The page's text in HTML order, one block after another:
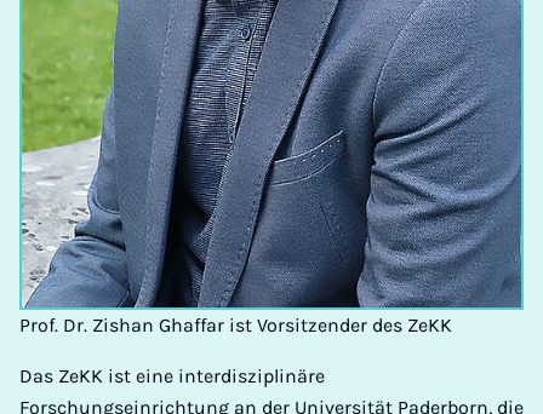
Prof. Dr. Zishan Ghaffar ist Vorsitzender des ZeKK
Das ZeKK ist eine interdisziplinäre
Forschungseinrichtung an der Universität Paderborn, die